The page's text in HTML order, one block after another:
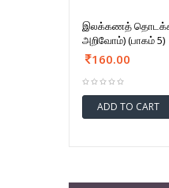
இலக்கணத்
அறிவோம்) (பாகம் 5)
160.00
ADD TO CART